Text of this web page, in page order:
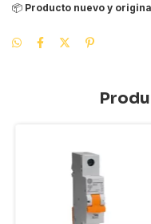
📦 Producto nuevo y